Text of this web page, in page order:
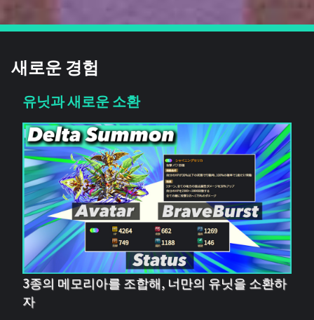
새로운 경험
유닛과 새로운 소환
3종의 메모리아를 조합해, 너만의 유닛을 소환하
자